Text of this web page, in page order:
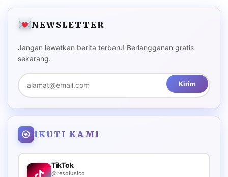
NEWSLETTER
Jangan lewatkan berita terbaru! Berlangganan gratis
sekarang.
Kirim
IKUTI KAMI
TikTok
@resolusico